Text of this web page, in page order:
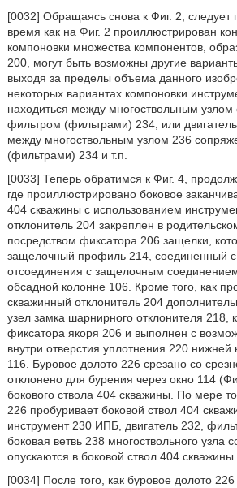
[0032] Обращаясь снова к Фиг. 2, следует
время как на Фиг. 2 проиллюстрирован
компоновки множества компонентов,
200, могут быть возможны другие
выходя за пределы объема данного
некоторых вариантах компоновки
находиться между многоствольным
фильтром (фильтрами) 234, или
между многоствольным узлом 236
(фильтрами) 234 и т.п.
[0033] Теперь обратимся к Фиг. 4,
где проиллюстрировано боковое
404 скважины с использованием
отклонитель 204 закреплен в
посредством фиксатора 206 защелки,
защелочный профиль 214, соединенный
отсоединения с защелочным
обсадной колонне 106. Кроме того, как
скважинный отклонитель 204
узел замка шарнирного отклонителя 218,
фиксатора якоря 206 и выполнен с
внутри отверстия уплотнения 220 нижней
116. Буровое долото 226 срезано со
отклонено для бурения через окно 114
бокового ствола 404 скважины. По мере
226 пробуривает боковой ствол 404
инструмент 230 ИПБ, двигатель 232,
боковая ветвь 238 многоствольного узла
опускаются в боковой ствол 404 скважины.
[0034] После того, как буровое долото